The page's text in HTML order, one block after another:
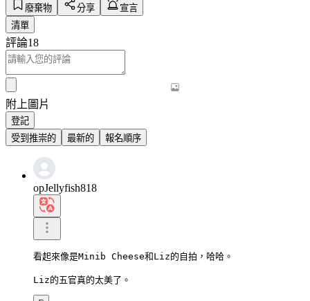
廢棄物 分享
宣言
清單
評論18
附上圖片
登記
受到推崇的
最新的 報名順序
opJellyfish818
看起來像是Minib Cheese和Liz的自拍，哈哈。
Liz的五官真的太美了。